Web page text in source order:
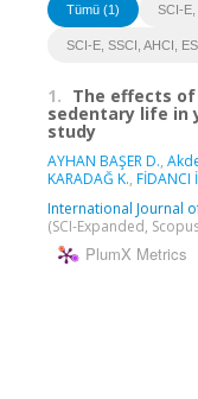
Tümü (1) SCI-E,
SCI-E, SSCI, AHCI,
1. The effects of
sedentary life in
study
AYHAN BAŞER D.,
KARADAĞ K., FİDANCI
International Journal
(SCI-Expanded,
PlumX Metrics